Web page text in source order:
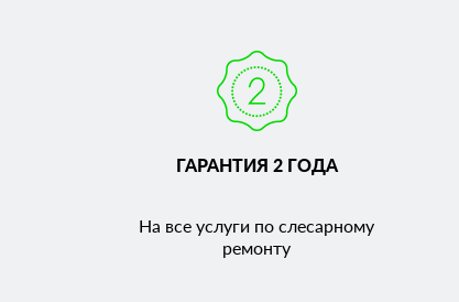
ГАРАНТИЯ 2 ГОДА
На все услуги по слесарному
ремонту